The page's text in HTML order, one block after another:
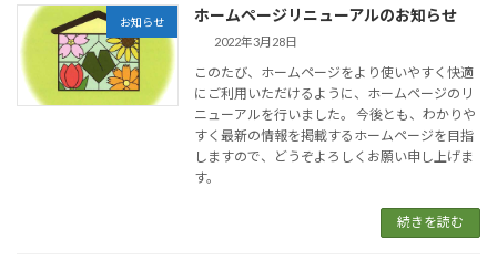
お知らせ ホームページリニューアルのお知らせ
2022年3月28日
このたび、ホームページをより使いやすく快適
にご利用いただけるように、ホームページのリ
ニューアルを行いました。 今後とも、わかりや
すく最新の情報を掲載するホームページを目指
しますので、どうぞよろしくお願い申し上げま
す。
続きを読む